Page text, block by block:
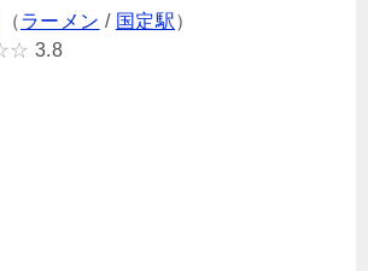
（ラーメン / 国定駅）
3.8